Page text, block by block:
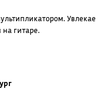
Увлекае
гитаре.